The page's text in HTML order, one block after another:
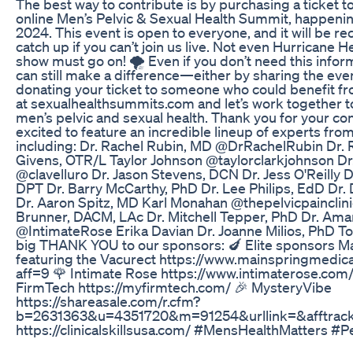
The best way to contribute is by purchasing a ticket
online Men’s Pelvic & Sexual Health Summit,
2024. This event is open to everyone, and it will be
catch up if you can’t join us live. Not even Hurricane
show must go on! 🌪️ Even if you don’t need this
can still make a difference—either by sharing the
donating your ticket to someone who could benefit
at sexualhealthsummits.com and let’s work together
men’s pelvic and sexual health. Thank you for your
excited to feature an incredible lineup of experts
including: Dr. Rachel Rubin, MD @DrRachelRubin Dr.
Givens, OTR/L Taylor Johnson @taylorclarkjohnson
@clavelluro Dr. Jason Stevens, DCN Dr. Jess O'Reilly
DPT Dr. Barry McCarthy, PhD Dr. Lee Philips, EdD
Dr. Aaron Spitz, MD Karl Monahan
Brunner, DACM, LAc Dr. Mitchell Tepper, PhD Dr.
@IntimateRose Erika Davian Dr. Joanne Milios, PhD
big THANK YOU to our sponsors: 🍆 Elite sponsors
featuring the Vacurect https://
aff=9 🌹 Intimate Rose https://
FirmTech https://myfirmtech.com/ 🎉 MysteryVibe
https://shareasale.com/r.cfm?
https://clinicalskillsusa.com/ #MensHealthMatters